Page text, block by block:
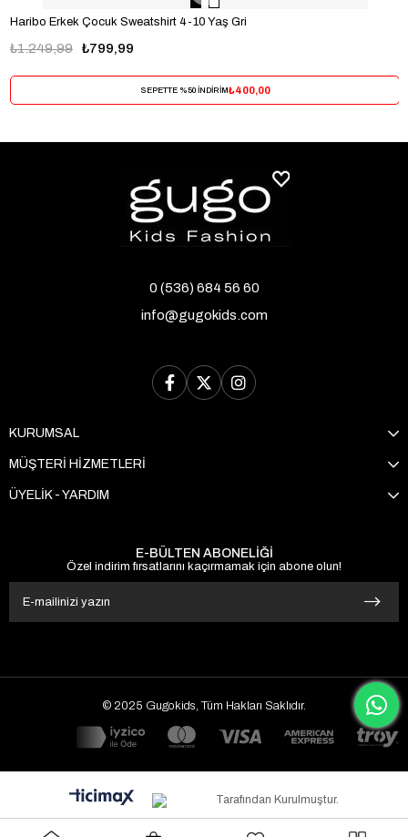
Haribo Erkek Çocuk Sweatshirt 4-10 Yaş Gri
₺799,99
₺1.249,99
SEPETTE %50 İNDİRİM₺400,00
0 (536) 684 56 60
info@gugokids.com
KURUMSAL
MÜŞTERİ HİZMETLERİ
ÜYELİK - YARDIM
E-BÜLTEN ABONELİĞİ
Özel indirim fırsatlarını kaçırmamak için abone olun!
© 2025 Gugokids, Tüm Hakları Saklıdır.
Tarafından Kurulmuştur.